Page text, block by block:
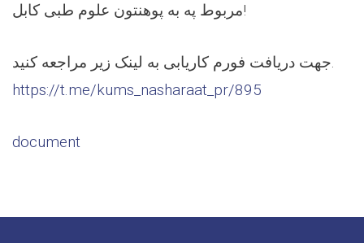
مربوط په به پوهنتون علوم طبی کابل!
جهت دریافت فورم کاریابی به لینک زیر مراجعه کنید.
https://t.me/kums_nasharaat_pr/895
document